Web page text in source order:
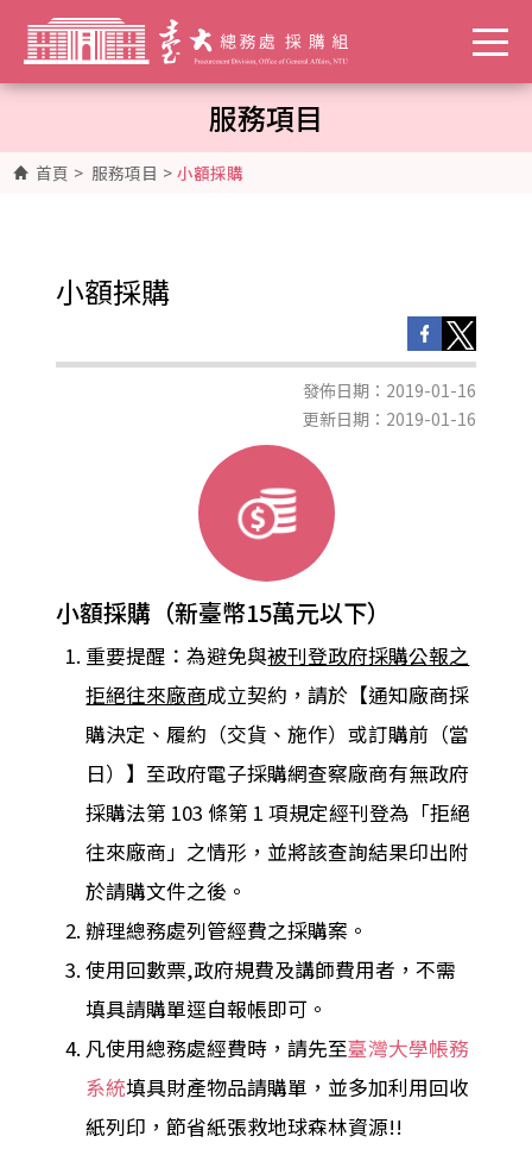
服務項目
首頁 > 服務項目 > 小額採購
小額採購
發佈日期：2019-01-16
更新日期：2019-01-16
小額採購（新臺幣15萬元以下）
重要提醒：為避免與被刊登政府採購公報之
拒絕往來廠商成立契約，請於【通知廠商採
購決定、履約（交貨、施作）或訂購前（當
日）】至政府電子採購網查察廠商有無政府
採購法第 103 條第 1 項規定經刊登為「拒絕
往來廠商」之情形，並將該查詢結果印出附
於請購文件之後。
辦理總務處列管經費之採購案。
使用回數票,政府規費及講師費用者，不需
填具請購單逕自報帳即可。
凡使用總務處經費時，請先至臺灣大學帳務
系統填具財產物品請購單，並多加利用回收
紙列印，節省紙張救地球森林資源!!